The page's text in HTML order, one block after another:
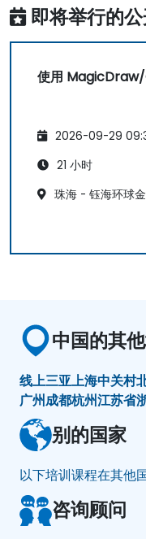
即将举行的
使用
2026-09-29
21 小时
珠海 - 钰海环球
中国的其
线上三亚上海中关村
广州成都杭州江苏省
别的国家
以下培训课程在其他
咨询顾问